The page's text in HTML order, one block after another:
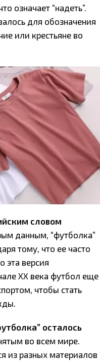
означает “надеть”.
для обозначения
или крестьяне во
словом
данным, “футболка”
тому, что ее часто
эта версия
XX века футбол еще
чтобы стать
осталось
во всем мире.
из разных материалов